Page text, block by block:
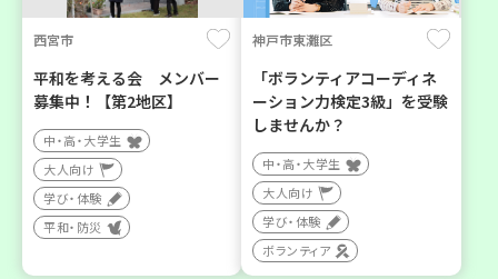
西宮市
平和を考える会 メンバー
募集中！【第2地区】
中・高・大学生
大人向け
学び・体験
平和・防災
神戸市東灘区
「ボランティアコーディネ
ーション力検定3級」を受験
しませんか？
中・高・大学生
大人向け
学び・体験
ボランティア